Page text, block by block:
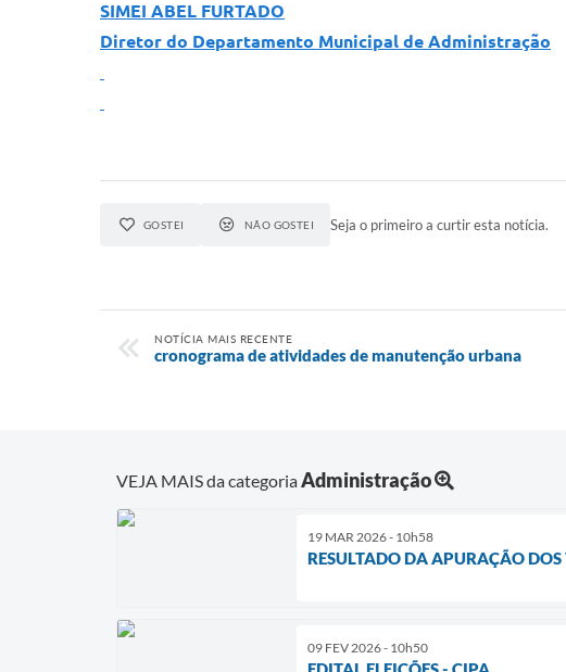
SIMEI ABEL FURTADO
Diretor do Departamento Municipal de Administração
GOSTEI NÃO GOSTEI Seja o primeiro a curtir esta notícia.
NOTÍCIA MAIS RECENTE
cronograma de atividades de manutenção urbana
VEJA MAIS da categoriaAdministração
19 MAR 2026 - 10h58
RESULTADO DA APURAÇÃO
09 FEV 2026 - 10h50